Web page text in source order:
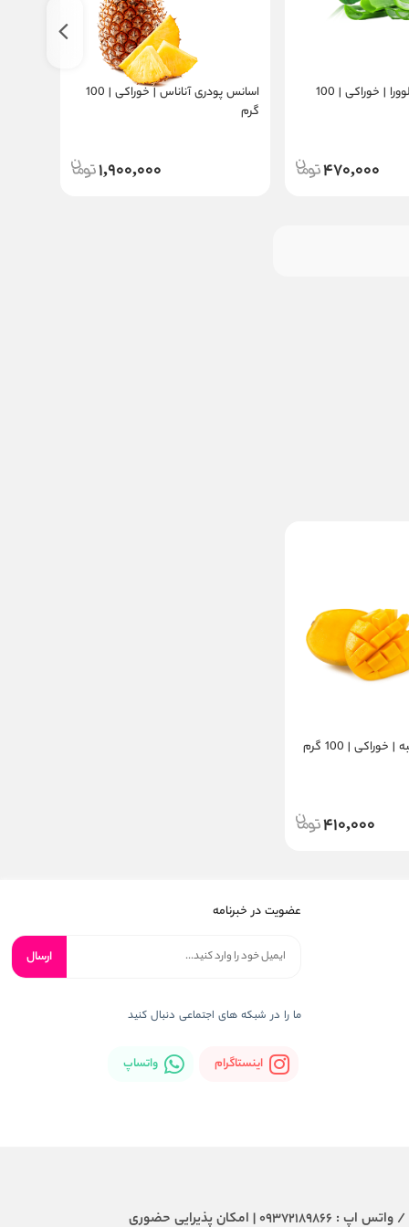
اسانس پودری آلوورا | خوراکی | 100
470,000
اسانس پودری آناناس | خوراکی | 100
گرم
1,900,000
| 100 گرم
410,000
عضویت در خبرنامه
ارسال
ما را در شبکه های اجتماعی دنبال کنید
اینستاگرام واتساپ
ساعات پشتیبانی : 7روز هفته از 10 صبح تا 8 شب | تلفن / واتس اپ : 09372189866 | امکان پذیرایی حضوری